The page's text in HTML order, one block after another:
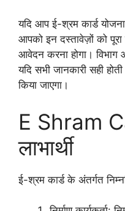
यदि आप ई-श्रम कार्ड
आपको इन दस्तावेज़ों को
आवेदन करना होगा।
यदि सभी जानकारी सही
किया जाएगा।
E Shram
लाभार्थी
ई-श्रम कार्ड के अंतर्गत